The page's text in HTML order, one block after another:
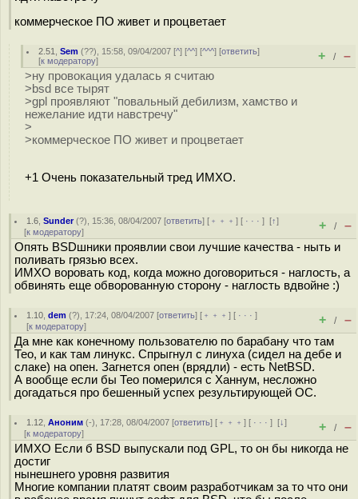
коммерческое ПО живет и процветает
2.51 ,Sem (??), 15:58, 09/04/2007 [^] [^^] [^^^] [ответить]
[к модератору] + / –
>ну провокация удалась я считаю
>bsd все тырят
>gpl проявляют "повальный дебилизм, хамство и
нежелание идти навстречу"
>
>коммерческое ПО живет и процветает
+1 Очень показательный тред ИМХО.
1.6 ,Sunder(?), 15:36, 08/04/2007 [ответить] [ ﹢﹢﹢] [ · · ·][↑]
[к модератору] + / –
Опять BSDшники проявлии свои лучшие качества - ныть и
поливать грязью всех.
ИМХО воровать код, когда можно договориться - наглость, а
обвинять еще обворованную сторону - наглость вдвойне :)
1.10 ,dem (?), 17:24, 08/04/2007 [ответить] [ ﹢﹢﹢] [ · · ·]
[к модератору] + / –
Да мне как конечному пользователю по барабану что там
Тео, и как там линукс. Спрыгнул с линуха (сидел на дебе и
слаке) на опен. Загнется опен (врядли) - есть NetBSD.
А вообще если бы Тео померился с Ханнум, несложно
догадаться про бешенный успех результирующей ОС.
1.12 ,Аноним (-), 17:28, 08/04/2007 [ответить] [ ﹢﹢﹢] [ · · ·][↓]
[к модератору] + / –
ИМХО Если б BSD выпускали под GPL, то он бы никогда не
достиг
нынешнего уровня развития
Многие компании платят своим разработчикам за то что они